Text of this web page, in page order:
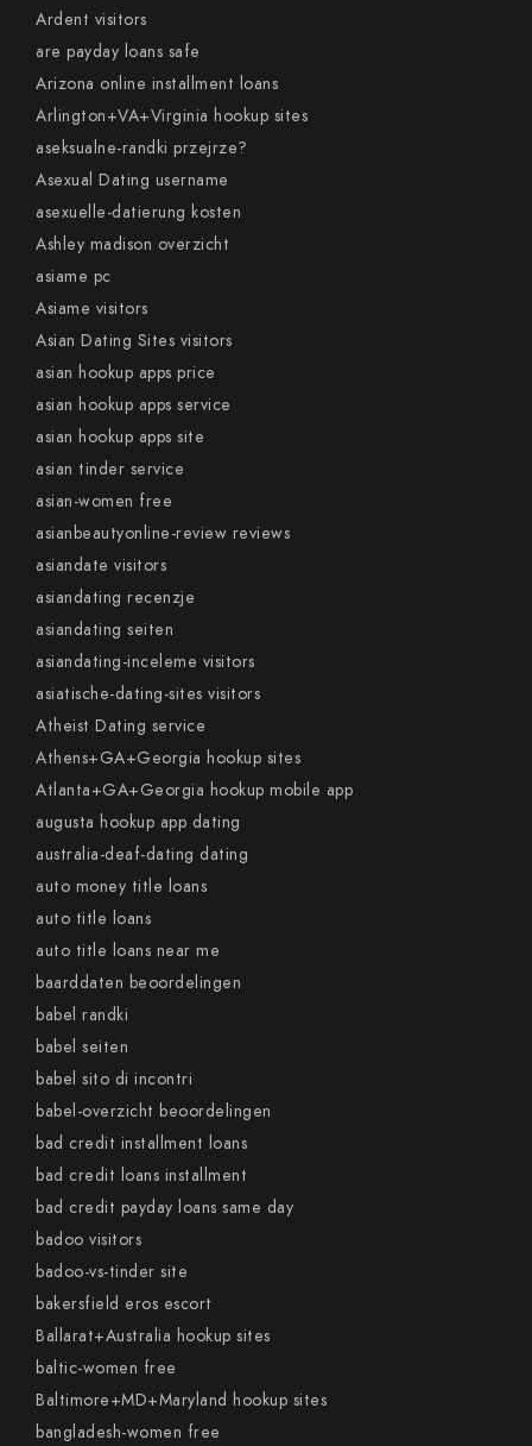
Ardent visitors
are payday loans safe
Arizona online installment loans
Arlington+VA+Virginia hookup sites
aseksualne-randki przejrze?
Asexual Dating username
asexuelle-datierung kosten
Ashley madison overzicht
asiame pc
Asiame visitors
Asian Dating Sites visitors
asian hookup apps price
asian hookup apps service
asian hookup apps site
asian tinder service
asian-women free
asianbeautyonline-review reviews
asiandate visitors
asiandating recenzje
asiandating seiten
asiandating-inceleme visitors
asiatische-dating-sites visitors
Atheist Dating service
Athens+GA+Georgia hookup sites
Atlanta+GA+Georgia hookup mobile app
augusta hookup app dating
australia-deaf-dating dating
auto money title loans
auto title loans
auto title loans near me
baarddaten beoordelingen
babel randki
babel seiten
babel sito di incontri
babel-overzicht beoordelingen
bad credit installment loans
bad credit loans installment
bad credit payday loans same day
badoo visitors
badoo-vs-tinder site
bakersfield eros escort
Ballarat+Australia hookup sites
baltic-women free
Baltimore+MD+Maryland hookup sites
bangladesh-women free